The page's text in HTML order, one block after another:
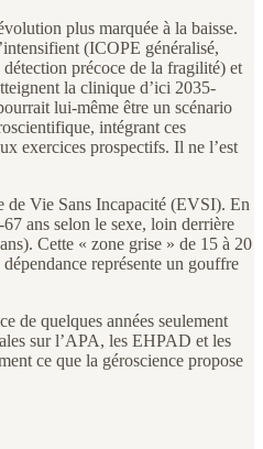
plus marquée à la baisse.
(ICOPE généralisé,
précoce de la fragilité) et
la clinique d’ici 2035-
lui-même être un scénario
intégrant ces
exercices prospectifs. Il ne l’est
de Vie Sans Incapacité (EVSI). En
ans selon le sexe, loin derrière
Cette « zone grise » de 15 à 20
représente un gouffre
de quelques années seulement
sur l’APA, les EHPAD et les
ce que la géroscience propose